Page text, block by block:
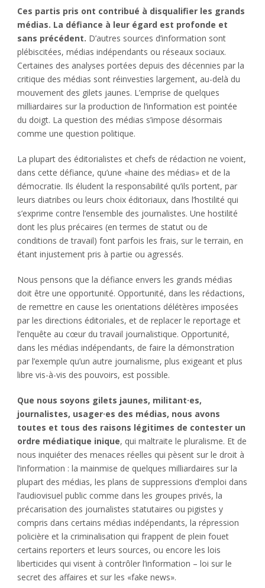
Ces partis pris ont contribué à disqualifier les grands
médias. La défiance à leur égard est profonde et
sans précédent. D’autres sources d’information sont
plébiscitées, médias indépendants ou réseaux sociaux.
Certaines des analyses portées depuis des décennies par la
critique des médias sont réinvesties largement, au-delà du
mouvement des gilets jaunes. L’emprise de quelques
milliardaires sur la production de l’information est pointée
du doigt. La question des médias s’impose désormais
comme une question politique.
La plupart des éditorialistes et chefs de rédaction ne voient,
dans cette défiance, qu’une «haine des médias» et de la
démocratie. Ils éludent la responsabilité qu’ils portent, par
leurs diatribes ou leurs choix éditoriaux, dans l’hostilité qui
s’exprime contre l’ensemble des journalistes. Une hostilité
dont les plus précaires (en termes de statut ou de
conditions de travail) font parfois les frais, sur le terrain, en
étant injustement pris à partie ou agressés.
Nous pensons que la défiance envers les grands médias
doit être une opportunité. Opportunité, dans les rédactions,
de remettre en cause les orientations délétères imposées
par les directions éditoriales, et de replacer le reportage et
l’enquête au cœur du travail journalistique. Opportunité,
dans les médias indépendants, de faire la démonstration
par l’exemple qu’un autre journalisme, plus exigeant et plus
libre vis-à-vis des pouvoirs, est possible.
Que nous soyons gilets jaunes, militant·es,
journalistes, usager·es des médias, nous avons
toutes et tous des raisons légitimes de contester un
ordre médiatique inique, qui maltraite le pluralisme. Et de
nous inquiéter des menaces réelles qui pèsent sur le droit à
l’information : la mainmise de quelques milliardaires sur la
plupart des médias, les plans de suppressions d’emploi dans
l’audiovisuel public comme dans les groupes privés, la
précarisation des journalistes statutaires ou pigistes y
compris dans certains médias indépendants, la répression
policière et la criminalisation qui frappent de plein fouet
certains reporters et leurs sources, ou encore les lois
liberticides qui visent à contrôler l’information – loi sur le
secret des affaires et sur les «fake news».